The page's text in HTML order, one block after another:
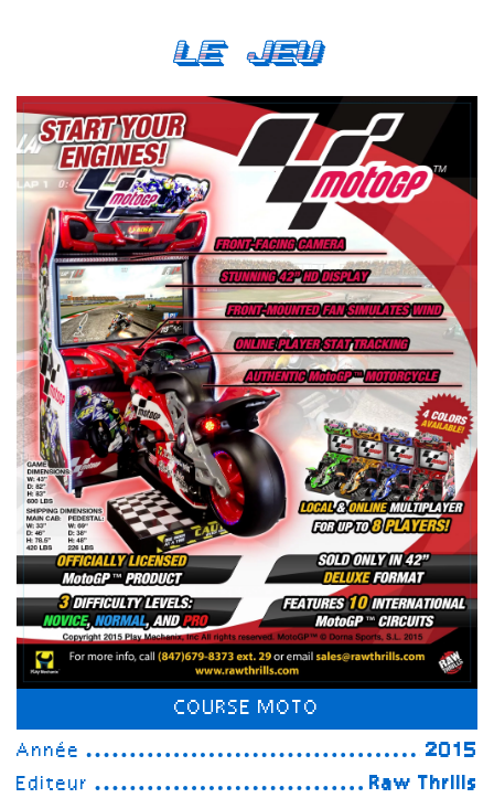
Le Jeu
COURSE MOTO
Année
2015
Editeur
Raw Thrills